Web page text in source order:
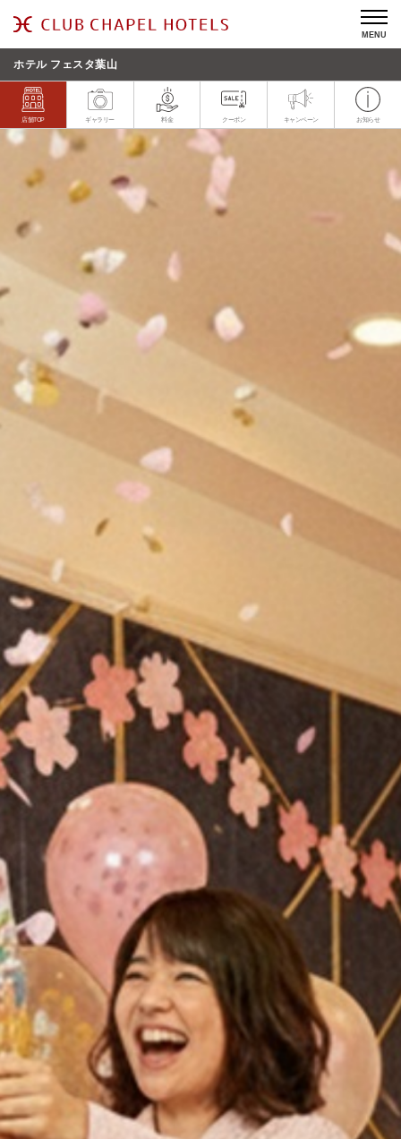
MENU
ホテル フェスタ葉山
店舗TOP ギャラリー 料金 クーポン キャンペーン お知らせ